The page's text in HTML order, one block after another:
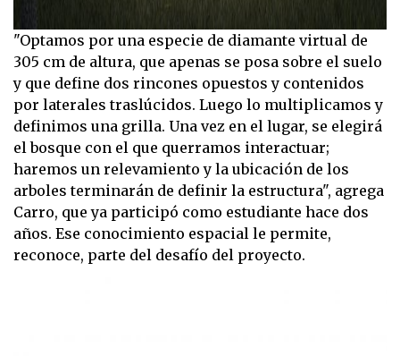
"Optamos por una especie de diamante virtual de
305 cm de altura, que apenas se posa sobre el suelo
y que define dos rincones opuestos y contenidos
por laterales traslúcidos. Luego lo multiplicamos y
definimos una grilla. Una vez en el lugar, se elegirá
el bosque con el que querramos interactuar;
haremos un relevamiento y la ubicación de los
arboles terminarán de definir la estructura", agrega
Carro, que ya participó como estudiante hace dos
años. Ese conocimiento espacial le permite,
reconoce, parte del desafío del proyecto.